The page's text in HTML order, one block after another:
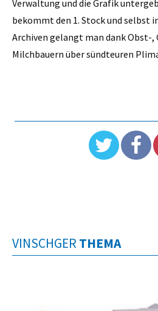
Verwaltung und die Grafik
bekommt den 1. Stock und selbst
Archiven gelangt man dank Obst-,
Milchbauern über sündteuren
VINSCHGER THEMA